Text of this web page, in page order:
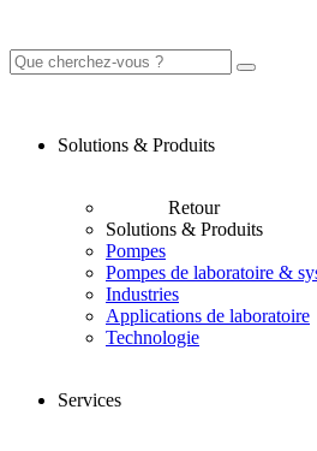
Solutions & Produits
Retour
Solutions & Produits
Pompes
Pompes de laboratoire &
Industries
Applications de laboratoire
Technologie
Services